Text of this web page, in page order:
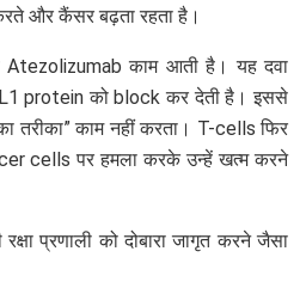
और कैंसर बढ़ता रहता है।
Atezolizumab काम आती है। यह दवा
protein को block कर देती है। इससे
तरीका” काम नहीं करता। T-cells फिर
cells पर हमला करके उन्हें खत्म करने
प्रणाली को दोबारा जागृत करने जैसा